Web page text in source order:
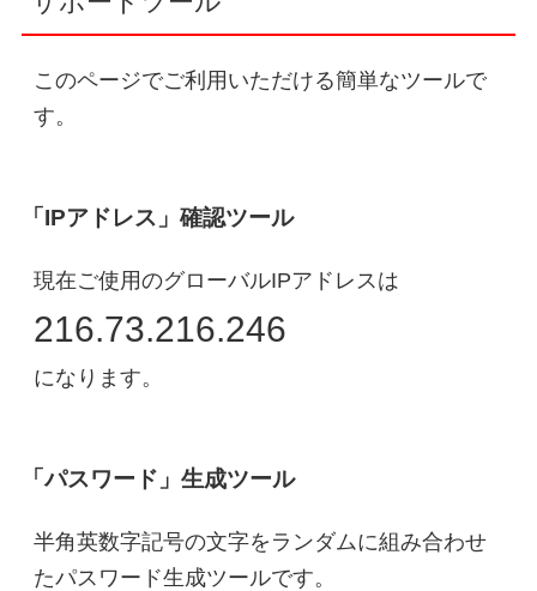
このページでご利用いただける簡単なツールで
す。
「IPアドレス」確認ツール
現在ご使用のグローバルIPアドレスは
216.73.216.246
になります。
「パスワード」生成ツール
半角英数字記号の文字をランダムに組み合わせ
たパスワード生成ツールです。